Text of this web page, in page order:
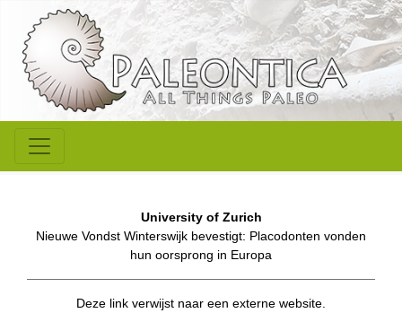
University of Zurich
Nieuwe Vondst Winterswijk bevestigt: Placodonten vonden
hun oorsprong in Europa
Deze link verwijst naar een externe website.